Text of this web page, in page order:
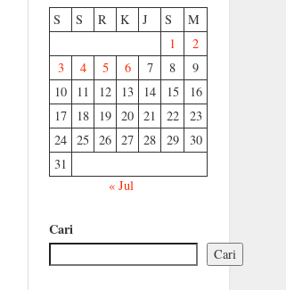
S
S R K J S
M
1
2
3
4 5 6 7 8
9
10
11 12 13 14 15
16
17
18 19 20 21 22
23
24 25 26 27 28 29
30
31
« Jul
Cari
Cari